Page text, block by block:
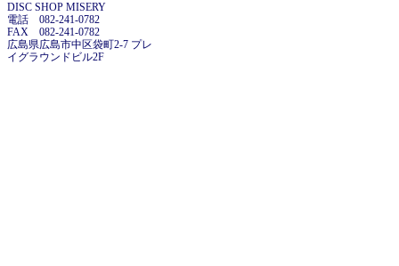
DISC SHOP MISERY
電話 082-241-0782
FAX 082-241-0782
広島県広島市中区袋町2-7 プレ
イグラウンドビル2F